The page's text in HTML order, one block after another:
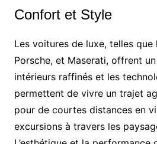
Confort et Style
Les voitures de luxe, telles que
Porsche, et Maserati, offrent
intérieurs raffinés et les
permettent de vivre un trajet
pour de courtes distances en
excursions à travers les